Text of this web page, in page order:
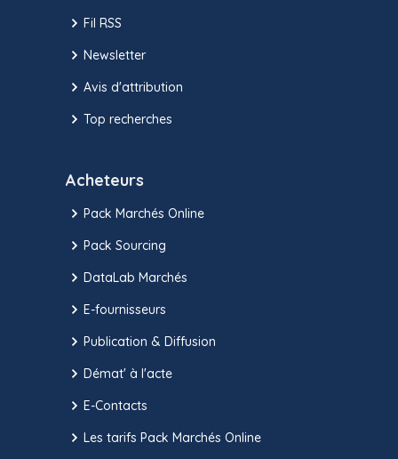
Fil RSS
Newsletter
Avis d'attribution
Top recherches
Acheteurs
Pack Marchés Online
Pack Sourcing
DataLab Marchés
E-fournisseurs
Publication & Diffusion
Démat' à l'acte
E-Contacts
Les tarifs Pack Marchés Online